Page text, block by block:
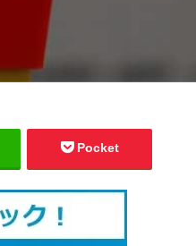
Pocket